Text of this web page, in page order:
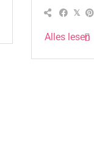
Alles lesen